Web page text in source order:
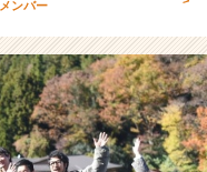
メンバー